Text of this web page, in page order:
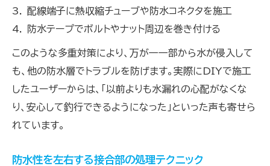
配線端子に熱収縮チューブや防水コネクタを施工
防水テープでボルトやナット周辺を巻き付ける
このような多重対策により、万が一一部から水が侵入して
も、他の防水層でトラブルを防げます。実際にDIYで施工
したユーザーからは、「以前よりも水漏れの心配がなくな
り、安心して釣行できるようになった」といった声も寄せら
れています。
防水性を左右する接合部の処理テクニック